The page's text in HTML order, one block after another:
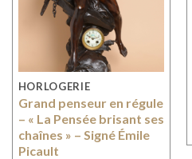
HORLOGERIE
Grand penseur en régule
– « La Pensée brisant ses
chaînes » – Signé Émile
Picault